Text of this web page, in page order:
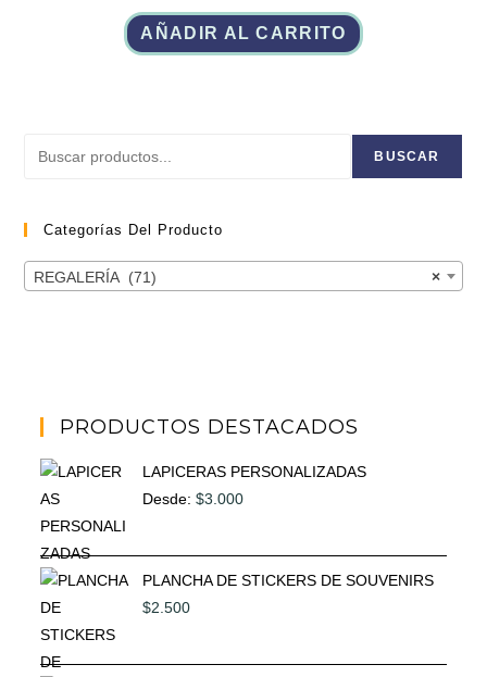
AÑADIR AL CARRITO
BUSCAR
Categorías Del Producto
×
REGALERÍA (71)
PRODUCTOS DESTACADOS
LAPICERAS PERSONALIZADAS
Desde:$3.000
PLANCHA DE STICKERS DE SOUVENIRS
$2.500